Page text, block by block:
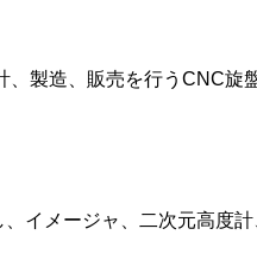
製造、販売を行うCNC旋
イメージャ、二次元高度